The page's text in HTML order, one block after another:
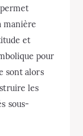
manière
et
pour
sont alors
les
sous-